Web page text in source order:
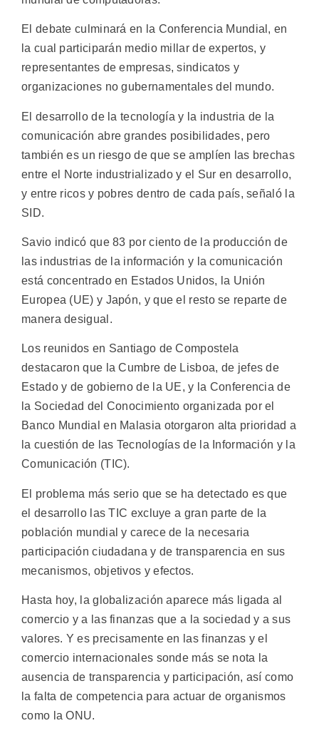
El debate culminará en la Conferencia Mundial, en
la cual participarán medio millar de expertos, y
representantes de empresas, sindicatos y
organizaciones no gubernamentales del mundo.
El desarrollo de la tecnología y la industria de la
comunicación abre grandes posibilidades, pero
también es un riesgo de que se amplíen las brechas
entre el Norte industrializado y el Sur en desarrollo,
y entre ricos y pobres dentro de cada país, señaló la
SID.
Savio indicó que 83 por ciento de la producción de
las industrias de la información y la comunicación
está concentrado en Estados Unidos, la Unión
Europea (UE) y Japón, y que el resto se reparte de
manera desigual.
Los reunidos en Santiago de Compostela
destacaron que la Cumbre de Lisboa, de jefes de
Estado y de gobierno de la UE, y la Conferencia de
la Sociedad del Conocimiento organizada por el
Banco Mundial en Malasia otorgaron alta prioridad a
la cuestión de las Tecnologías de la Información y la
Comunicación (TIC).
El problema más serio que se ha detectado es que
el desarrollo las TIC excluye a gran parte de la
población mundial y carece de la necesaria
participación ciudadana y de transparencia en sus
mecanismos, objetivos y efectos.
Hasta hoy, la globalización aparece más ligada al
comercio y a las finanzas que a la sociedad y a sus
valores. Y es precisamente en las finanzas y el
comercio internacionales sonde más se nota la
ausencia de transparencia y participación, así como
la falta de competencia para actuar de organismos
como la ONU.